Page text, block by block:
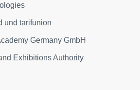
und tarifunion
Germany GmbH
Exhibitions Authority